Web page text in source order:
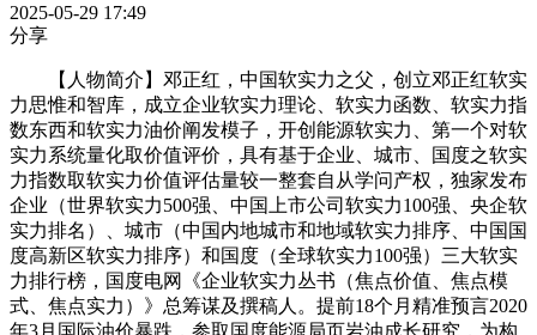
2025-05-29 17:49
分享
【人物简介】邓正红，中国软实力之父，创立邓正红软实
力思惟和智库，成立企业软实力理论、软实力函数、软实力指
数东西和软实力油价阐发模子，开创能源软实力、第一个对软
实力系统量化取价值评价，具有基于企业、城市、国度之软实
力指数取软实力价值评估量较一整套自从学问产权，独家发布
企业（世界软实力500强、中国上市公司软实力100强、央企软
实力排名）、城市（中国内地城市和地域软实力排序、中国国
度高新区软实力排序）和国度（全球软实力100强）三大软实
力排行榜，国度电网《企业软实力丛书（焦点价值、焦点模
式、焦点实力）》总筹谋及撰稿人。提前18个月精准预言2020
年3月国际油价暴跌，参取国度能源局页岩油成长研究，为构